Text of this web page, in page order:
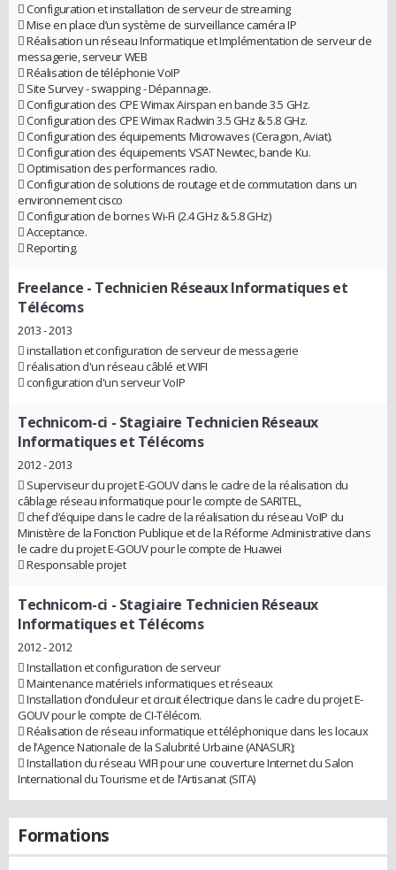
 Configuration et installation de serveur de streaming
 Mise en place d’un système de surveillance caméra IP
 Réalisation un réseau Informatique et Implémentation de serveur de
messagerie, serveur WEB
 Réalisation de téléphonie VoIP
 Site Survey - swapping - Dépannage.
 Configuration des CPE Wimax Airspan en bande 3.5 GHz.
 Configuration des CPE Wimax Radwin 3.5 GHz & 5.8 GHz.
 Configuration des équipements Microwaves (Ceragon, Aviat).
 Configuration des équipements VSAT Newtec, bande Ku.
 Optimisation des performances radio.
 Configuration de solutions de routage et de commutation dans un
environnement cisco
 Configuration de bornes Wi-Fi (2.4 GHz & 5.8 GHz)
 Acceptance.
 Reporting.
Freelance - Technicien Réseaux Informatiques et
Télécoms
2013 - 2013
 installation et configuration de serveur de messagerie
 réalisation d'un réseau câblé et WIFI
 configuration d'un serveur VoIP
Technicom-ci - Stagiaire Technicien Réseaux
Informatiques et Télécoms
2012 - 2013
 Superviseur du projet E-GOUV dans le cadre de la réalisation du
câblage réseau informatique pour le compte de SARITEL,
 chef d’équipe dans le cadre de la réalisation du réseau VoIP du
Ministère de la Fonction Publique et de la Réforme Administrative dans
le cadre du projet E-GOUV pour le compte de Huawei
 Responsable projet
Technicom-ci - Stagiaire Technicien Réseaux
Informatiques et Télécoms
2012 - 2012
 Installation et configuration de serveur
 Maintenance matériels informatiques et réseaux
 Installation d’onduleur et circuit électrique dans le cadre du projet E-
GOUV pour le compte de CI-Télécom.
 Réalisation de réseau informatique et téléphonique dans les locaux
de l’Agence Nationale de la Salubrité Urbaine (ANASUR);
 Installation du réseau WIFI pour une couverture Internet du Salon
International du Tourisme et de l’Artisanat (SITA)
Formations